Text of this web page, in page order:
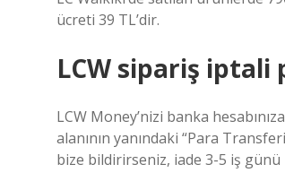
ücreti 39 TL’dir.
LCW sipariş iptali
LCW Money’nizi banka
alanının yanındaki “Para
bize bildirirseniz, iade 3-5 iş günü